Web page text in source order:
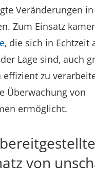
Veränderungen
Zum Einsatz
, die sich in Echtzeit
Lage sind, auch
effizient zu
Überwachung von
ermöglicht.
von